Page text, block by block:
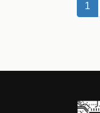
1